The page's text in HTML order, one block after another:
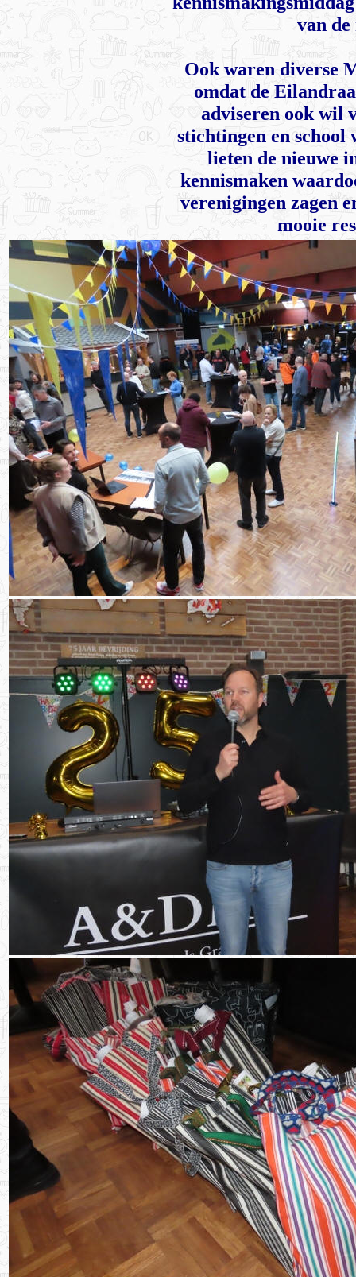
van
Ook waren diverse
omdat de
adviseren ook wil
stichtingen en school
lieten de nieuwe
kennismaken
verenigingen zagen
mooie